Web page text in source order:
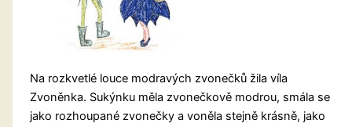
Na rozkvetlé louce modravých zvonečků žila víla
Zvoněnka. Sukýnku měla zvonečkově modrou, smála se
jako rozhoupané zvonečky a voněla stejně krásně, jako